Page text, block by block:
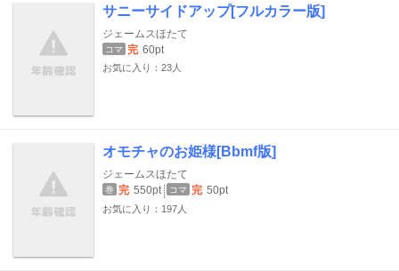
サニーサイドアップ[フルカラー版]
ジェームスほたて
コマ 完 60pt
お気に入り：23人
オモチャのお姫様[Bbmf版]
ジェームスほたて
巻 完 550pt コマ 完 50pt
お気に入り：197人